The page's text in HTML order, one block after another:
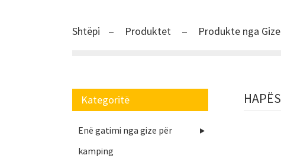
Shtëpi Produktet Produkte nga
Kategoritë
Enë gatimi nga gize për
kamping